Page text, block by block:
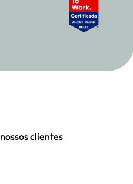
nossos clientes